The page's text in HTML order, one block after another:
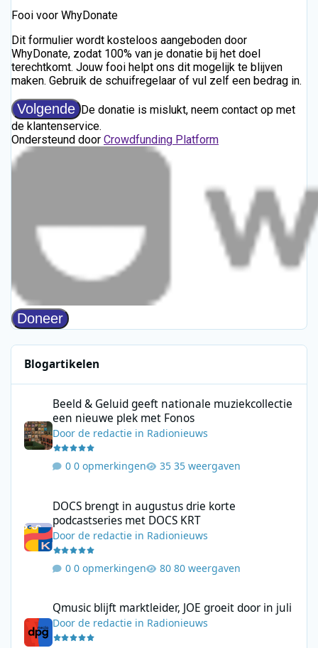
Blogartikelen
Beeld & Geluid geeft nationale muziekcollectie
een nieuwe plek met Fonos
Doorde redactie in Radionieuws
0 opmerkingen 35 weergaven
DOCS brengt in augustus drie korte
podcastseries met DOCS KRT
Doorde redactie in Radionieuws
0 opmerkingen 80 weergaven
Qmusic blijft marktleider, JOE groeit door in juli
Doorde redactie in Radionieuws